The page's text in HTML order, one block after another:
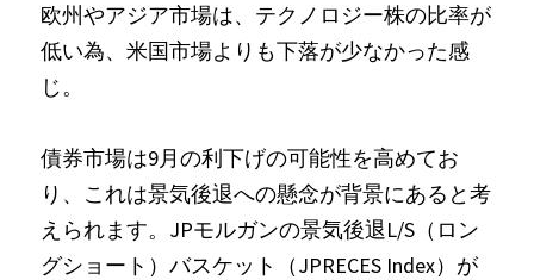
欧州やアジア市場は、テクノロジー株の比率が
低い為、米国市場よりも下落が少なかった感
じ。
債券市場は9月の利下げの可能性を高めてお
り、これは景気後退への懸念が背景にあると考
えられます。JPモルガンの景気後退L/S（ロン
グショート）バスケット（JPRECES Index）が